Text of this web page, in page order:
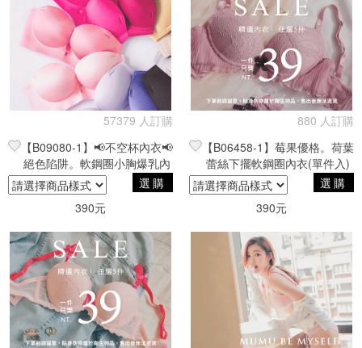
57379 人訂購
【B09080-1】📢不空杯內衣📢
絕色陷阱。軟鋼圈小胸爆乳內
衣(單件入) 罩杯激升 無痕內衣
選購
390元
880 人訂購
【B06458-1】莓果優格。荷葉
蕾絲下擺軟鋼圈內衣(單件入)
選購
390元